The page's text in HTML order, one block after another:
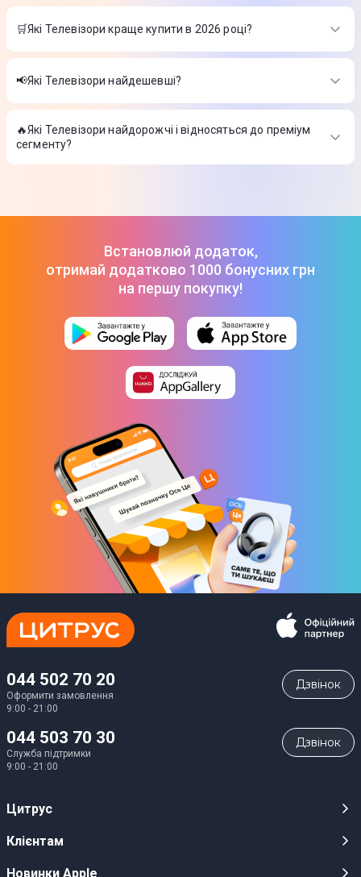
Вартість товарів в категорії Телевізори в інтернет-магазині
Цитрус
Телевізор Philips 43PUS7000/12-14 999 ₴
Телевізор Hisense 55E7Q
23 999 ₴
🛒Які Телевізори краще купити в 2026 році?
Найкращі Телевізори в 2026 році на думку інтернет-магазину
Цитрус
Телевізор Philips 43PUS7000/12-14 999 ₴
Телевізор Hisense 55E7Q- 23 999 ₴
📢Які Телевізори найдешевші?
На сьогодні найдешевші Телевізори
Телевізор LG 50UA75006LA - 18 999 ₴
Телевізор Philips 43PUS7000/12
Телевізор Hisense 55E7Q
23 999 ₴
🔥Які Телевізори найдорожчі і відносяться до преміум
сегменту?
Встановлюй додаток,
отримай додатково 1000 бонусних грн
на першу покупку!
044 502 70 20
Оформити замовлення
9:00 - 21:00
Дзвiнок
044 503 70 30
Служба підтримки
9:00 - 21:00
Дзвiнок
Цитрус
Кар’єра
Клієнтам
Публічні оферти
Новинки Apple